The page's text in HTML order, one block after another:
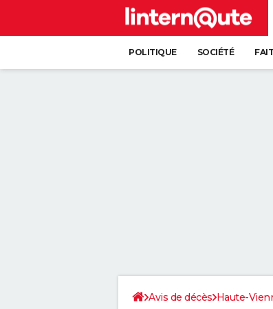
POLITIQUE SOCIÉTÉ
Avis de décès Haute-